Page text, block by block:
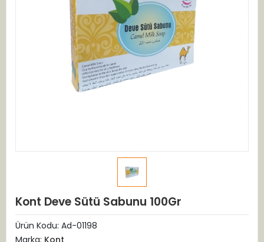
Kont Deve Sütü Sabunu 100Gr
Ürün Kodu: Ad-01198
Marka: Kont